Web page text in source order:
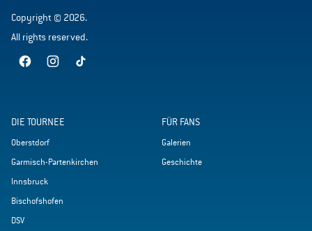
Copyright © 2026.
All rights reserved.
DIE TOURNEE
Oberstdorf
Garmisch-Partenkirchen
Innsbruck
Bischofshofen
DSV
FÜR FANS
Galerien
Geschichte